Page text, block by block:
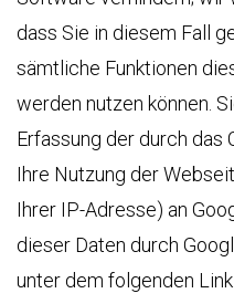
dass Sie in diesem Fall
sämtliche Funktionen
werden nutzen können.
Erfassung der durch das
Ihre Nutzung der
Ihrer IP-Adresse) an
dieser Daten durch
unter dem folgenden